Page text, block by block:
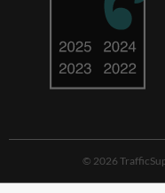
© 2026